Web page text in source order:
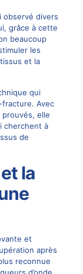
observé divers
grâce à cette
beaucoup
les
et la
qui
Avec
elle
cherchent à
de
la
et
après
reconnue